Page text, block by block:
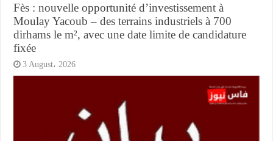
Fès : nouvelle opportunité d’investissement à
Moulay Yacoub – des terrains industriels à 700
dirhams le m², avec une date limite de candidature
fixée
3 August، 2026